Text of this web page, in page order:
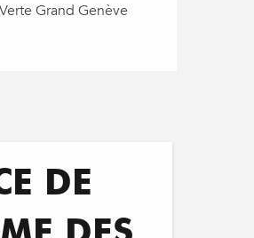
Grand Genève
DE